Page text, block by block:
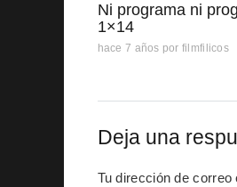
Ni programa ni
1×14
hace 7 años por filmfilicos
Deja una
Tu dirección de